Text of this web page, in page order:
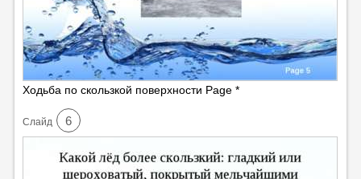
Ходьба по скользкой поверхности Page *
Cлайд 6